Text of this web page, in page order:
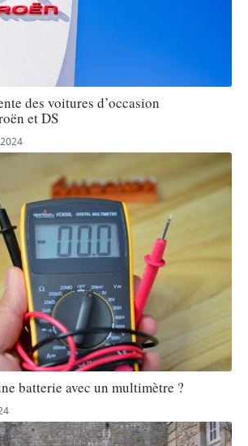
des voitures d’occasion
et DS
batterie avec un multimètre ?